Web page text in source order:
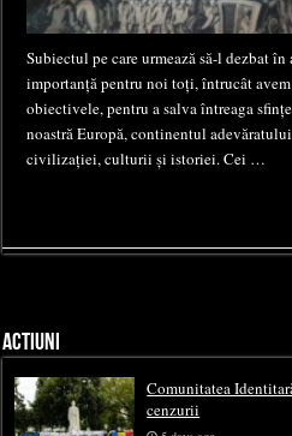
Subiectul pe care urmează să-l dezbat în
importanță pentru noi toți, întrucât
obiectivele, pentru a salva întreaga
noastră Europă, continentul
civilizației, culturii și istoriei. Cei …
ACTIUNI
Comunitatea
cenzurii